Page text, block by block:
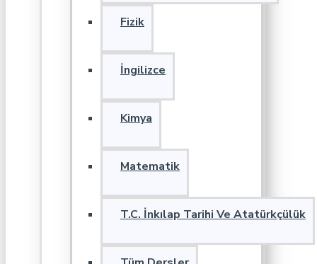
Fizik
İngilizce
Kimya
Matematik
T.C. İnkılap Tarihi Ve Atatürkçülük